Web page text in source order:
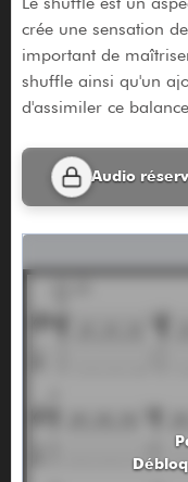
crée une sensation
important de
shuffle ainsi qu'un
d'assimiler ce
Audio